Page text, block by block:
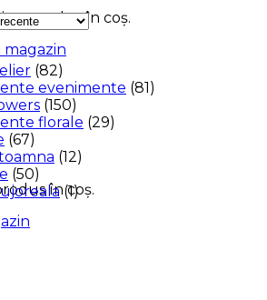
produs în coș.
magazin
în coș.
(82)
evenimente (81)
(150)
florale (29)
(67)
(12)
(50)
(1)